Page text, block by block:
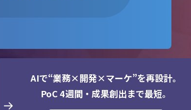
AIで“業務×開発×マーケ”を再設計。
PoC 4週間・成果創出まで最短。
東京事業所